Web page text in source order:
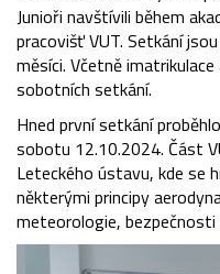
Junioři navštívili během
pracovišť VUT. Setkání
měsíci. Včetně
sobotních setkání.
Hned první setkání
sobotu 12.10.2024. Část
Leteckého ústavu, kde se
některými principy
meteorologie,